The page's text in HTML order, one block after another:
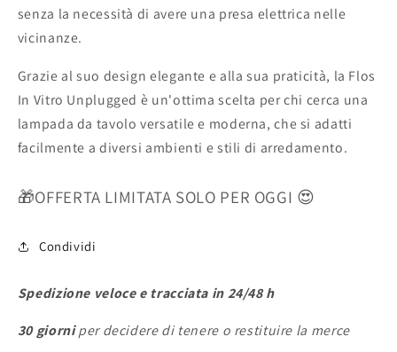
senza la necessità di avere una presa elettrica nelle
vicinanze.
Grazie al suo design elegante e alla sua praticità, la Flos
In Vitro Unplugged è un'ottima scelta per chi cerca una
lampada da tavolo versatile e moderna, che si adatti
facilmente a diversi ambienti e stili di arredamento.
🎁OFFERTA LIMITATA SOLO PER OGGI 😍
Condividi
Spedizione veloce e tracciata in 24/48 h
30 giorniper decidere di tenere o restituire la merce